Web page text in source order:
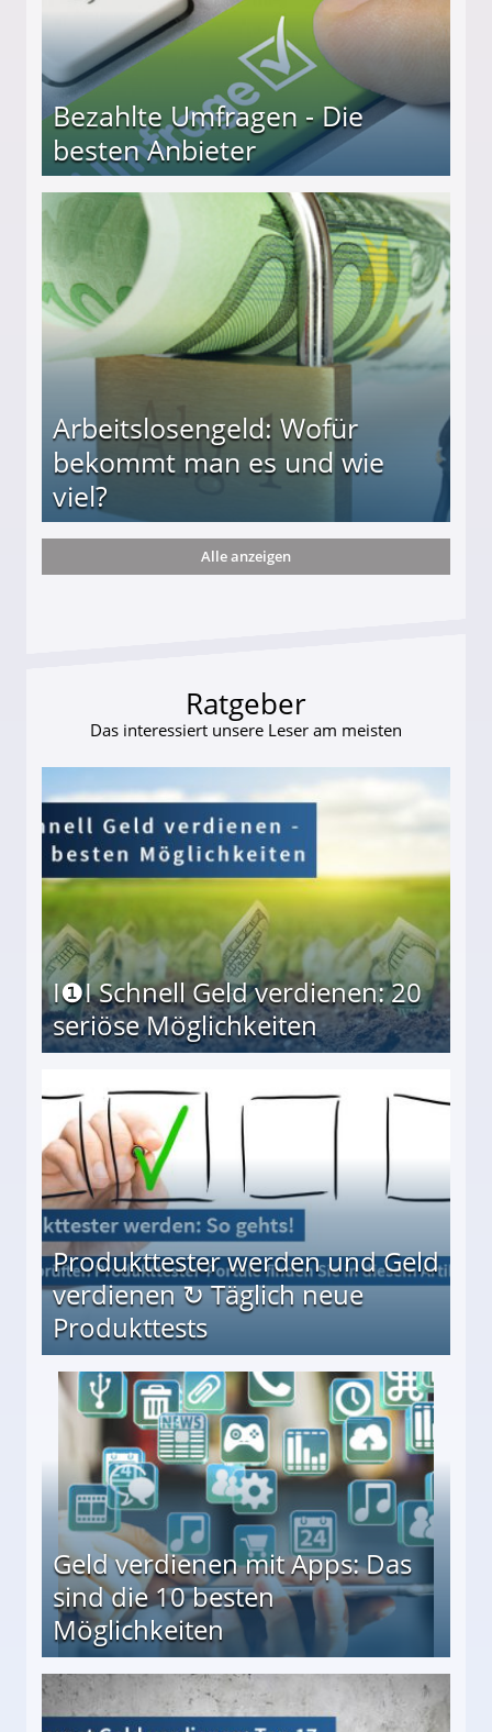
Bezahlte Umfragen - Die
besten Anbieter
Arbeitslosengeld: Wofür
bekommt man es und wie
viel?
und wie viel?
Alle anzeigen
Ratgeber
Das interessiert unsere Leser am meisten
I❶I Schnell Geld verdienen: 20
seriöse Möglichkeiten
Produkttester werden und Geld
verdienen ↻ Täglich neue
Produkttests
↻ Täglich neue Produkttests
Geld verdienen mit Apps: Das
sind die 10 besten
Möglichkeiten
besten Möglichkeiten